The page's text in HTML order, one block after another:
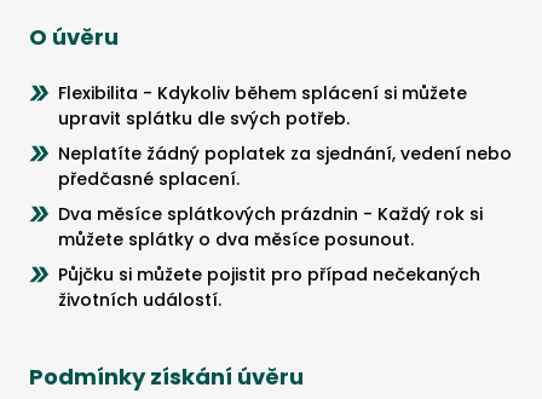
O úvěru
Flexibilita - Kdykoliv během splácení si můžete
upravit splátku dle svých potřeb.
Neplatíte žádný poplatek za sjednání, vedení nebo
předčasné splacení.
Dva měsíce splátkových prázdnin - Každý rok si
můžete splátky o dva měsíce posunout.
Půjčku si můžete pojistit pro případ nečekaných
životních událostí.
Podmínky získání úvěru